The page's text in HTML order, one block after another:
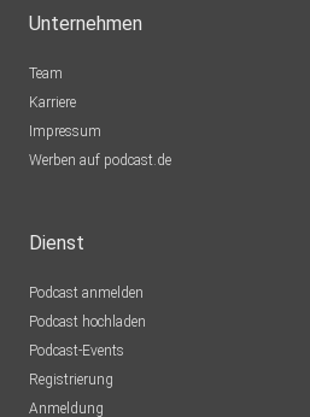
Unternehmen
Team
Karriere
Impressum
Werben auf podcast.de
Dienst
Podcast anmelden
Podcast hochladen
Podcast-Events
Registrierung
Anmeldung